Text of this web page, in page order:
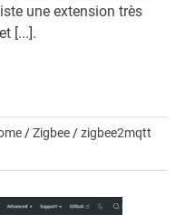
une extension très
[...].
/Zigbee /zigbee2mqtt